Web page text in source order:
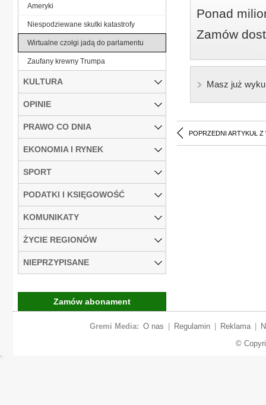
Ponad
Zamów
Masz już
POPRZEDNI ARTYKUŁ Z
Ameryki
Niespodziewane skutki katastrofy
Wirtualne czołgi jadą do parlamentu
Zaufany krewny Trumpa
KULTURA
OPINIE
PRAWO CO DNIA
EKONOMIA I RYNEK
SPORT
PODATKI I KSIĘGOWOŚĆ
KOMUNIKATY
ŻYCIE REGIONÓW
NIEPRZYPISANE
Zamów abonament
Gremi Media: O nas Regulamin Reklama
©